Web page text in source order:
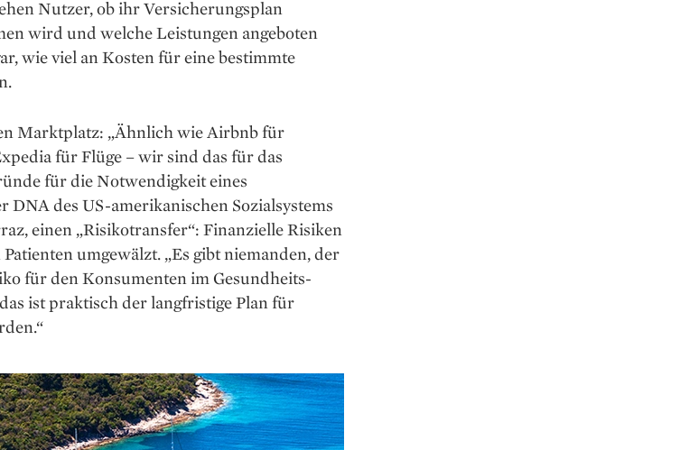
Nutzer, ob ihr Versicherungsplan
wird und welche Leistungen ange­boten
wie viel an Kosten für eine bestimmte
Marktplatz: „Ähnlich wie Airbnb für
für Flüge – wir sind das für das
für die Notwendigkeit eines
des US-amerikanischen Sozialsystems
einen „Risikotransfer“: Finanzielle Risiken
umgewälzt. „Es gibt niemanden, der
für den Konsumenten im Gesundheits­
ist praktisch der langfristige Plan für